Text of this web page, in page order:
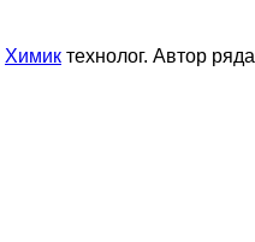
Химик технолог. Автор ряда